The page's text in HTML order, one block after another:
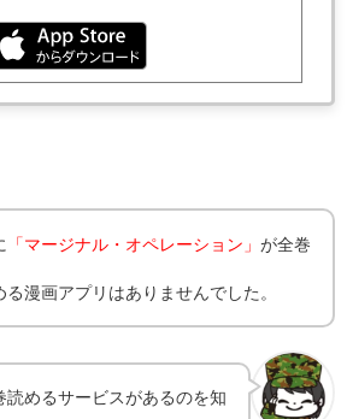
「マージナル・オペレーション」が全巻
る漫画アプリはありませんでした。
読めるサービスがあるのを知